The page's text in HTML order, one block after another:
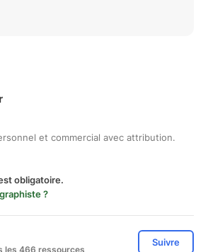
et commercial avec attribution.
obligatoire.
?
les 466 ressources
Suivre